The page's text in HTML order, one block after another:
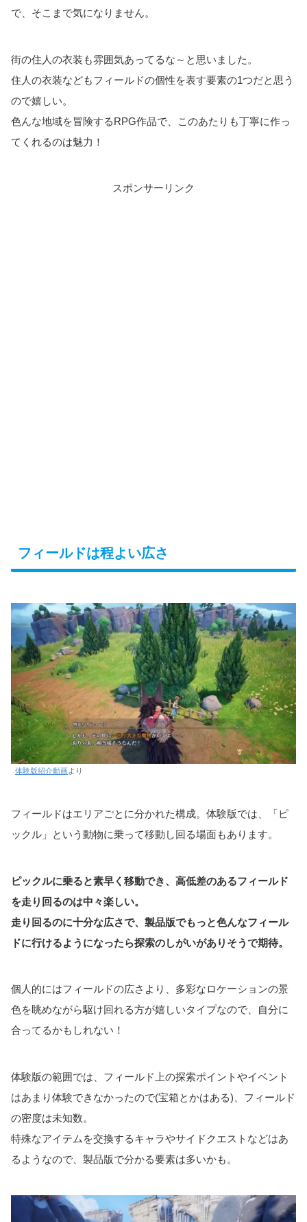
で、そこまで気になりません。
街の住人の衣装も雰囲気あってるな～と思いました。
住人の衣装などもフィールドの個性を表す要素の1つだと思う
ので嬉しい。
色んな地域を冒険するRPG作品で、このあたりも丁寧に作っ
てくれるのは魅力！
スポンサーリンク
フィールドは程よい広さ
体験版紹介動画より
フィールドはエリアごとに分かれた構成。体験版では、「ピ
ックル」という動物に乗って移動し回る場面もあります。
ピックルに乗ると素早く移動でき、高低差のあるフィールド
を走り回るのは中々楽しい。
走り回るのに十分な広さで、製品版でもっと色んなフィール
ドに行けるようになったら探索のしがいがありそうで期待。
個人的にはフィールドの広さより、多彩なロケーションの景
色を眺めながら駆け回れる方が嬉しいタイプなので、自分に
合ってるかもしれない！
体験版の範囲では、フィールド上の探索ポイントやイベント
はあまり体験できなかったので(宝箱とかはある)、フィールド
の密度は未知数。
特殊なアイテムを交換するキャラやサイドクエストなどはあ
るようなので、製品版で分かる要素は多いかも。